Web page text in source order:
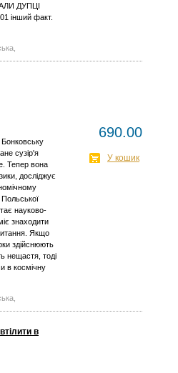
ДУПЦІ
інший факт.
690.00
У кошик
Бонковську
сузір'я
Тепер вона
досліджує
науково-
знаходити
Якщо
здійснюють
нещастя, тоді
в космічну
в